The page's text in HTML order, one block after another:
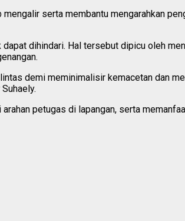
serta membantu mengarahkan
dihindari. Hal tersebut dipicu oleh
demi meminimalisir kemacetan dan
petugas di lapangan, serta